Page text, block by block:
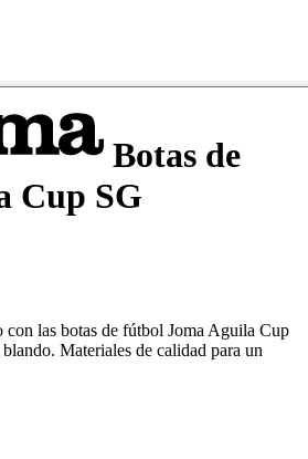
Botas de
Cup SG
con las botas de fútbol Joma Aguila Cup
Materiales de calidad para un